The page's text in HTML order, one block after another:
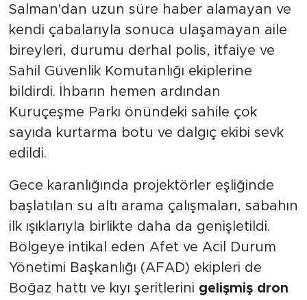
Salman'dan uzun süre haber alamayan ve
kendi çabalarıyla sonuca ulaşamayan aile
bireyleri, durumu derhal polis, itfaiye ve
Sahil Güvenlik Komutanlığı ekiplerine
bildirdi. İhbarın hemen ardından
Kuruçeşme Parkı önündeki sahile çok
sayıda kurtarma botu ve dalgıç ekibi sevk
edildi.
Gece karanlığında projektörler eşliğinde
başlatılan su altı arama çalışmaları, sabahın
ilk ışıklarıyla birlikte daha da genişletildi.
Bölgeye intikal eden Afet ve Acil Durum
Yönetimi Başkanlığı (AFAD) ekipleri de
Boğaz hattı ve kıyı şeritlerini gelişmiş dron